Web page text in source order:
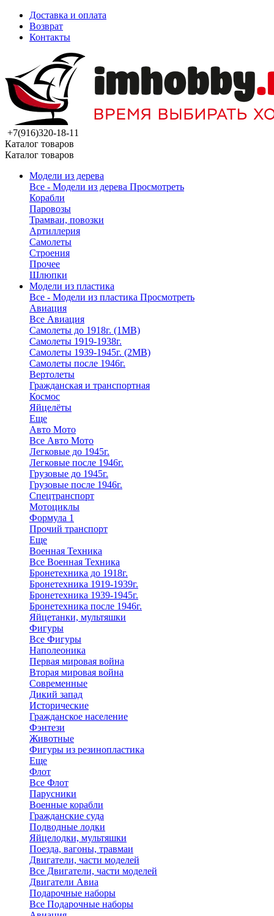
Доставка и оплата
Возврат
Контакты
+7(916)320-18-11
Каталог товаров
Каталог товаров
Модели из дерева
Все - Модели из дерева Просмотреть
Корабли
Паровозы
Трамваи, повозки
Артиллерия
Самолеты
Строения
Прочее
Шлюпки
Модели из пластика
Все - Модели из пластика Просмотреть
Авиация
Все Авиация
Самолеты до 1918г. (1МВ)
Самолеты 1919-1938г.
Самолеты 1939-1945г. (2МВ)
Самолеты после 1946г.
Вертолеты
Гражданская и транспортная
Космос
Яйцелёты
Еще
Авто Мото
Все Авто Мото
Легковые до 1945г.
Легковые после 1946г.
Грузовые до 1945г.
Грузовые после 1946г.
Спецтранспорт
Мотоциклы
Формула 1
Прочий транспорт
Еще
Военная Техника
Все Военная Техника
Бронетехника до 1918г.
Бронетехника 1919-1939г.
Бронетехника 1939-1945г.
Бронетехника после 1946г.
Яйцетанки, мультяшки
Фигуры
Все Фигуры
Наполеоника
Первая мировая война
Вторая мировая война
Современные
Дикий запад
Исторические
Гражданское население
Фэнтези
Животные
Фигуры из резинопластика
Еще
Флот
Все Флот
Парусники
Военные корабли
Гражданские суда
Подводные лодки
Яйцелодки, мультяшки
Поезда, вагоны, травмаи
Двигатели, части моделей
Все Двигатели, части моделей
Двигатели Авиа
Подарочные наборы
Все Подарочные наборы